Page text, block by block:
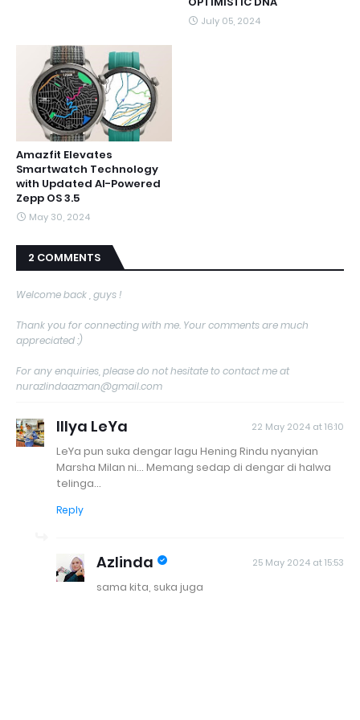
July 05, 2024
Amazfit Elevates
Smartwatch Technology
with Updated AI-Powered
Zepp OS 3.5
May 30, 2024
2 COMMENTS
Welcome back , guys !
Thank you for connecting with me. Your comments are much
appreciated :)
For any enquiries, please do not hesitate to contact me at
nurazlindaazman@gmail.com
Illya LeYa 22 May 2024 at 16:10
LeYa pun suka dengar lagu Hening Rindu nyanyian
Marsha Milan ni... Memang sedap di dengar di halwa
telinga...
Reply
Azlinda 25 May 2024 at 15:53
sama kita, suka juga